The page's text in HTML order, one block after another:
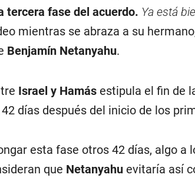
tercera fase del acuerdo. Ya está
mientras se abraza a su
Benjamín Netanyahu.
Israel y Hamásestipula el fin de
días después del inicio de los
esta fase otros 42 días, algo a
que Netanyahu evitaría así